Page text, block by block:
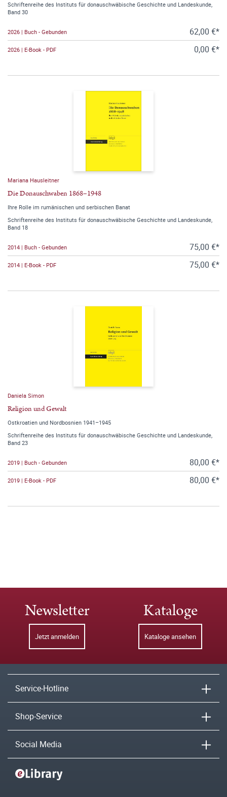
Schriftenreihe des Instituts für donauschwäbische Geschichte und Landeskunde,
Band 30
2026 | Buch - Gebunden 62,00 €*
2026 | E-Book - PDF 0,00 €*
Mariana Hausleitner
Die Donauschwaben 1868–1948
Ihre Rolle im rumänischen und serbischen Banat
Schriftenreihe des Instituts für donauschwäbische Geschichte und Landeskunde,
Band 18
2014 | Buch - Gebunden 75,00 €*
2014 | E-Book - PDF 75,00 €*
Daniela Simon
Religion und Gewalt
Ostkroatien und Nordbosnien 1941–1945
Schriftenreihe des Instituts für donauschwäbische Geschichte und Landeskunde,
Band 23
2019 | Buch - Gebunden 80,00 €*
2019 | E-Book - PDF 80,00 €*
Newsletter
Jetzt anmelden
Kataloge
Kataloge ansehen
Service-Hotline
Shop-Service
Social Media